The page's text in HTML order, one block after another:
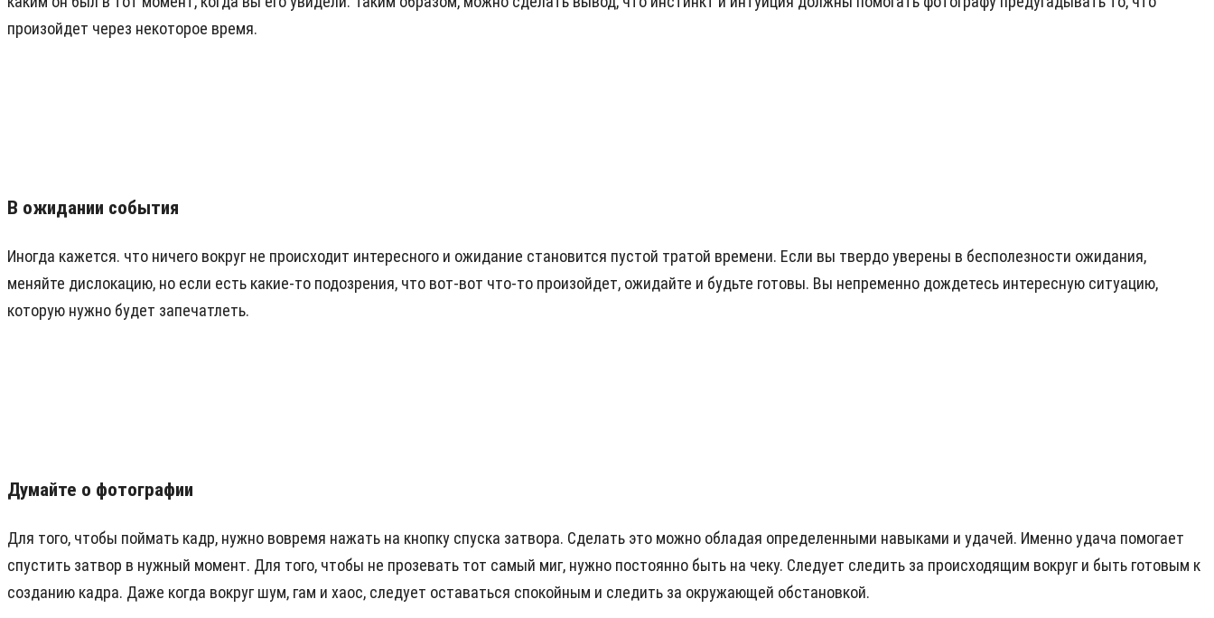
произойдет через некоторое время.
В ожидании события
Иногда кажется. что ничего вокруг не происходит интересного и ожидание становится пустой тратой времени. Если вы твердо уверены в бесполезности ожидания,
меняйте дислокацию, но если есть какие-то подозрения, что вот-вот что-то произойдет, ожидайте и будьте готовы. Вы непременно дождетесь интересную ситуацию,
которую нужно будет запечатлеть.
Думайте о фотографии
Для того, чтобы поймать кадр, нужно вовремя нажать на кнопку спуска затвора. Сделать это можно обладая определенными навыками и удачей. Именно удача помогает
спустить затвор в нужный момент. Для того, чтобы не прозевать тот самый миг, нужно постоянно быть на чеку. Следует следить за происходящим вокруг и быть готовым к
созданию кадра. Даже когда вокруг шум, гам и хаос, следует оставаться спокойным и следить за окружающей обстановкой.